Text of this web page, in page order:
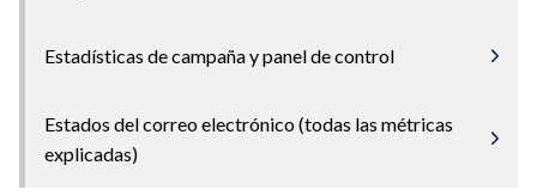
Estadísticas de campaña y panel de control
Estados del correo electrónico (todas las métricas
explicadas)